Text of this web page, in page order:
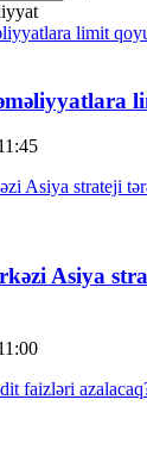
Asiya